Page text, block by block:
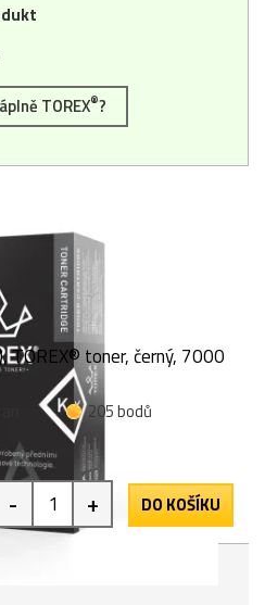
TOREX®?
toner, černý, 7000
205 bodů
- + DO KOŠÍKU